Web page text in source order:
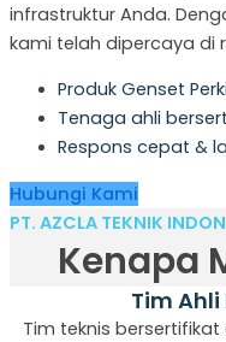
infrastruktur Anda.
kami telah dipercaya di
Produk Genset
Tenaga ahli
Respons cepat &
Hubungi Kami
PT. AZCLA TEKNIK
Kenapa
Tim
Tim teknis